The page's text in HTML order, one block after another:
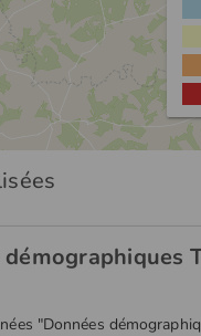
"Données